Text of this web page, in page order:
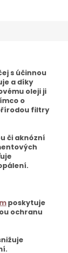
s účinnou
a díky
oleji ji
o
filtry
či aknózní
poskytuje
ochranu